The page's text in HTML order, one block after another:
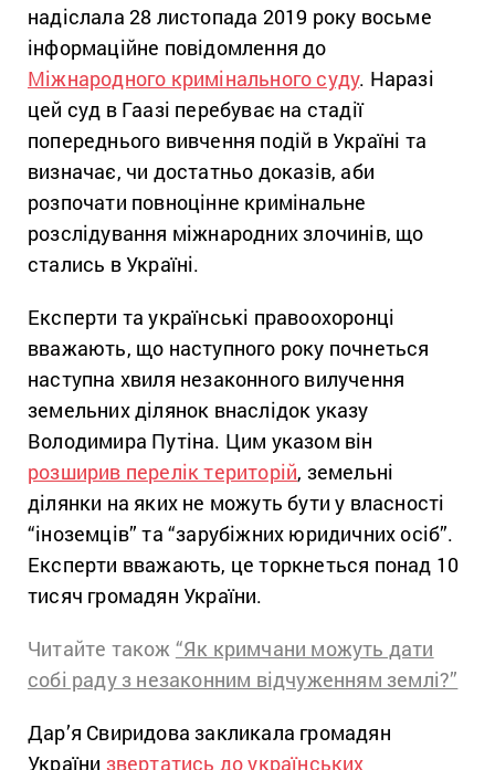
надіслала 28 листопада 2019 року восьме
інформаційне повідомлення до
Міжнародного кримінального суду. Наразі
цей суд в Гаазі перебуває на стадії
попереднього вивчення подій в Україні та
визначає, чи достатньо доказів, аби
розпочати повноцінне кримінальне
розслідування міжнародних злочинів, що
стались в Україні.
Експерти та українські правоохоронці
вважають, що наступного року почнеться
наступна хвиля незаконного вилучення
земельних ділянок внаслідок указу
Володимира Путіна. Цим указом він
розширив перелік територій, земельні
ділянки на яких не можуть бути у власності
“іноземців” та “зарубіжних юридичних осіб”.
Експерти вважають, це торкнеться понад 10
тисяч громадян України.
Читайте також “Як кримчани можуть дати
собі раду з незаконним відчуженням землі?”
Дар’я Свиридова закликала громадян
України звертатись до українських